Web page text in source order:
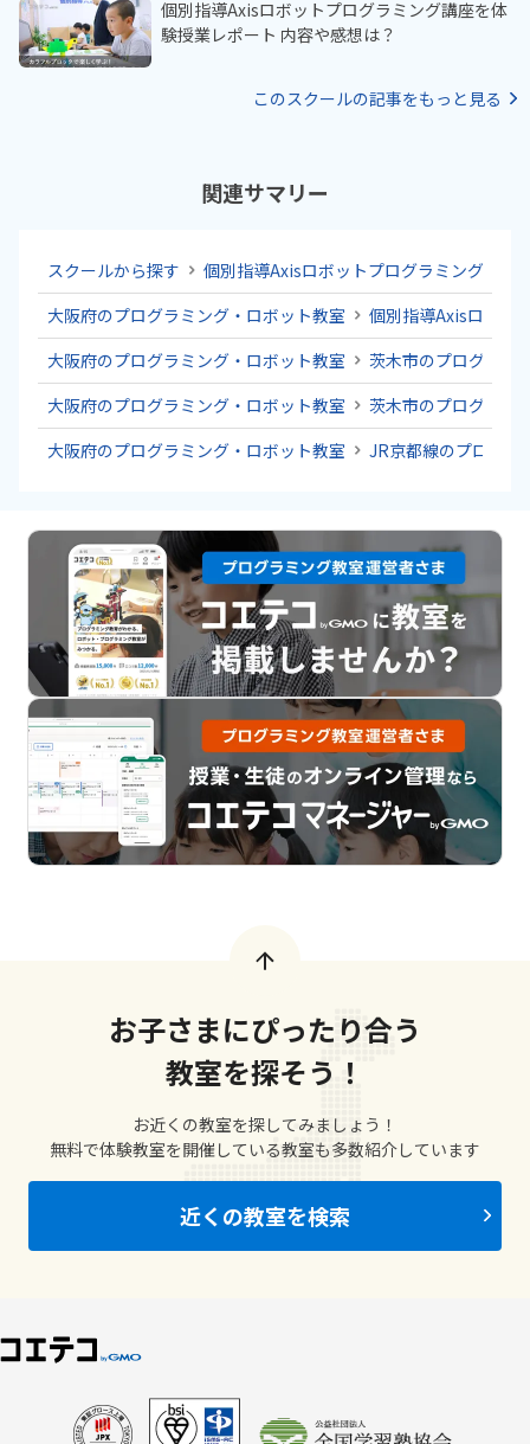
個別指導Axisロボットプログラミング講座を体
験授業レポート 内容や感想は？
このスクールの記事をもっと見る
関連サマリー
スクールから探す
個別指導Axisロボットプログラミング講座
大阪府のプログラミング・ロボット教室
個別指導Axisロボッ
大阪府のプログラミング・ロボット教室
茨木市のプログラミ
大阪府のプログラミング・ロボット教室
茨木市のプログラミ
大阪府のプログラミング・ロボット教室
JR京都線のプログラ
お子さまにぴったり合う
教室を探そう！
お近くの教室を探してみましょう！
無料で体験教室を開催している教室も多数紹介しています
近くの教室を検索